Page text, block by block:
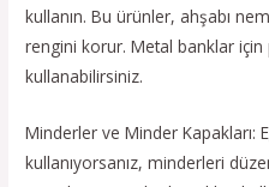
kullanın. Bu ürünler, ahşabı
rengini korur. Metal banklar
kullanabilirsiniz.
Minderler ve Minder Kapakları:
kullanıyorsanız, minderleri